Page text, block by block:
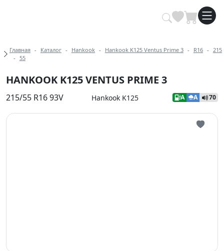
Купить автомобильные шины
Хлебные крошки
Главная Каталог Hankook Hankook K125 Ventus Prime 3 R16
215
55
HANKOOK K125 VENTUS PRIME 3
215/55 R16 93V Hankook K125 A A 70